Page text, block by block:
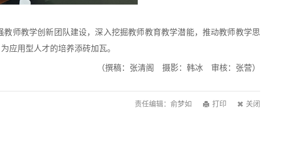
师教学创新团队建设，深入挖掘教师教育教学潜能，推动教师教学思
应用型人才的培养添砖加瓦。
（撰稿：张清阁 摄影：韩冰 审核：张营）
关闭
打印
责任编辑：俞梦如